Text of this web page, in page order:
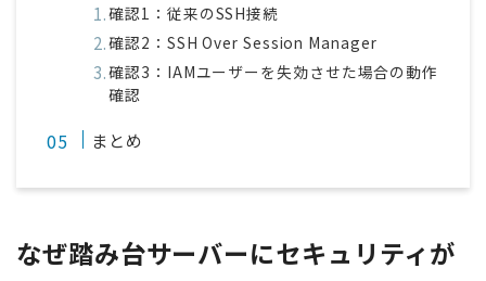
確認1：従来のSSH接続
確認2：SSH Over Session Manager
確認3：IAMユーザーを失効させた場合の動作
確認
まとめ
なぜ踏み台サーバーにセキュリティが